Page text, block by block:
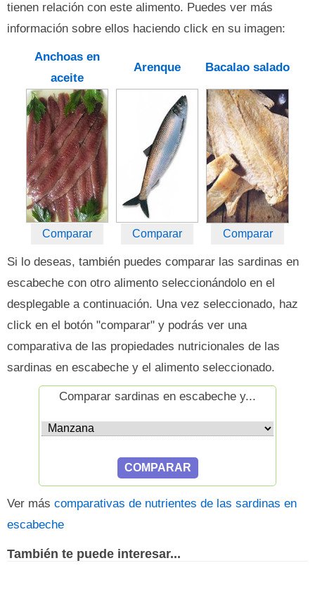
tienen relación con este alimento. Puedes ver más
información sobre ellos haciendo click en su imagen:
Anchoas en
aceite
Arenque Bacalao salado
Comparar Comparar Comparar
Si lo deseas, también puedes comparar las sardinas en
escabeche con otro alimento seleccionándolo en el
desplegable a continuación. Una vez seleccionado, haz
click en el botón "comparar" y podrás ver una
comparativa de las propiedades nutricionales de las
sardinas en escabeche y el alimento seleccionado.
Comparar sardinas en escabeche y...
Ver más comparativas de nutrientes de las sardinas en
escabeche
También te puede interesar...